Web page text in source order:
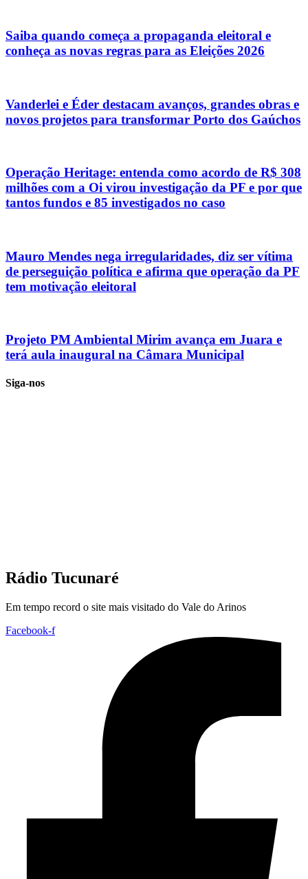
Saiba quando começa a propaganda eleitoral e
conheça as novas regras para as Eleições 2026
Vanderlei e Éder destacam avanços, grandes obras e
novos projetos para transformar Porto dos Gaúchos
Operação Heritage: entenda como acordo de R$ 308
milhões com a Oi virou investigação da PF e por que
tantos fundos e 85 investigados no caso
Mauro Mendes nega irregularidades, diz ser vítima
de perseguição política e afirma que operação da PF
tem motivação eleitoral
Projeto PM Ambiental Mirim avança em Juara e
terá aula inaugural na Câmara Municipal
Siga-nos
Rádio Tucunaré
Em tempo record o site mais visitado do Vale do Arinos
Facebook-f